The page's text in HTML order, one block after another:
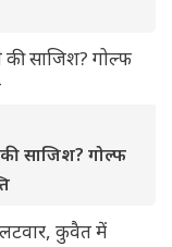
की साजिश? गोल्फ